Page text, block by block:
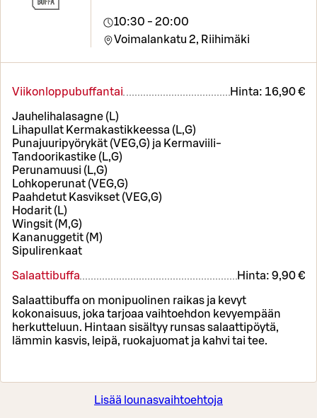
10:30 - 20:00
Voimalankatu 2, Riihimäki
Viikonloppubuffantai Hinta: 16,90 €
Jauhelihalasagne (L)
Lihapullat Kermakastikkeessa (L,G)
Punajuuripyörykät (VEG,G) ja Kermaviili-
Tandoorikastike (L,G)
Perunamuusi (L,G)
Lohkoperunat (VEG,G)
Paahdetut Kasvikset (VEG,G)
Hodarit (L)
Wingsit (M,G)
Kananuggetit (M)
Sipulirenkaat
Salaattibuffa Hinta: 9,90 €
Salaattibuffa on monipuolinen raikas ja kevyt
kokonaisuus, joka tarjoaa vaihtoehdon kevyempään
herkutteluun. Hintaan sisältyy runsas salaattipöytä,
lämmin kasvis, leipä, ruokajuomat ja kahvi tai tee.
Lisää lounasvaihtoehtoja